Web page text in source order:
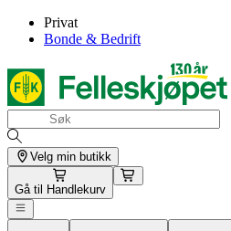
Privat
Bonde & Bedrift
Velg min butikk
Gå til Handlekurv